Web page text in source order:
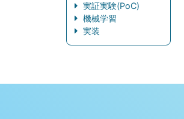
実証実験(PoC)
機械学習
実装